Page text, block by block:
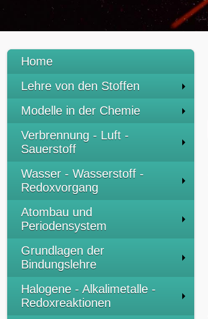
Home
Lehre von den Stoffen
Modelle in der Chemie
Verbrennung - Luft -
Sauerstoff
Wasser - Wasserstoff -
Redoxvorgang
Atombau und
Periodensystem
Grundlagen der
Bindungslehre
Halogene - Alkalimetalle -
Redoxreaktionen